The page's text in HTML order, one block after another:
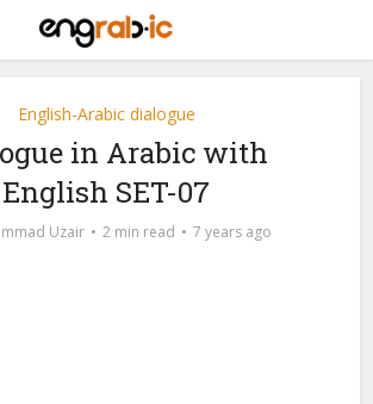
English-Arabic dialogue
in Arabic with
English SET-07
Uzair 2 min read 7 years ago